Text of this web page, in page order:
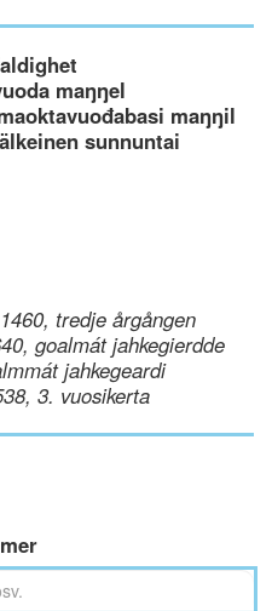
maŋŋel
maŋŋil
sunnuntai
tredje årgången
goalmát jahkegierdde
jahkegeardi
3. vuosikerta